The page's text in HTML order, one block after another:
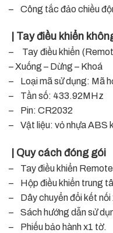
– Công tắc đảo chiều
| Tay điều khiển
– Tay điều khiển
– Xuống – Dừng – Khoá
– Loại mã sử dụng: Mã
– Tần số: 433.92MHz
– Pin: CR2032
– Vật liệu: vỏ nhựa ABS
| Quy cách đóng gói
– Tay điều khiển
– Hộp điều khiển trung
– Dây chuyển đổi kết nối
– Sách hướng dẫn sử
– Phiếu bảo hành x1 tờ.